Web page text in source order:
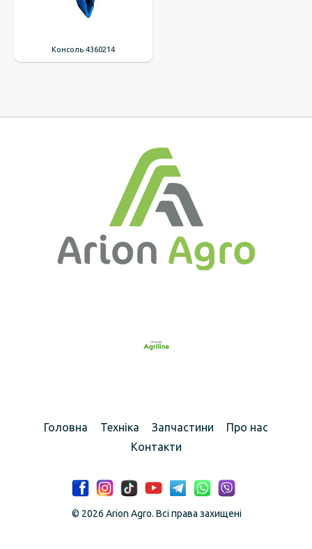
Консоль 4360214
Головна Техніка Запчастини
Про нас
Контакти
© 2026 Arion Agro. Всі права захищені